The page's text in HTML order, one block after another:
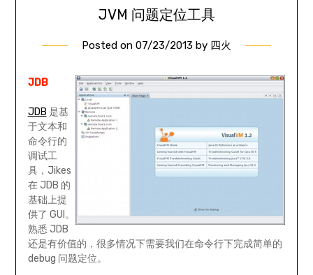
JVM 问题定位工具
Posted on 07/23/2013 by 四火
JDB
JDB 是基
于文本和
命令行的
调试工
具，Jikes
在 JDB 的
基础上提
供了 GUI。
熟悉 JDB
还是有价值的，很多情况下需要我们在命令行下完成简单的
debug 问题定位。